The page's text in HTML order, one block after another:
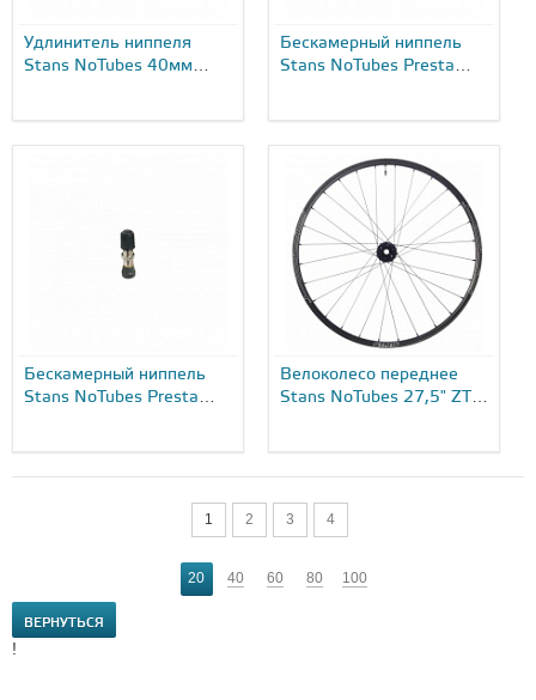
Удлинитель ниппеля
Stans NoTubes 40мм
Бескамерный ниппель
Stans NoTubes Presta
Бескамерный ниппель
Stans NoTubes Presta
Велоколесо переднее
Stans NoTubes 27,5" ZTR
1 2 3 4
20 40 60 80 100
ВЕРНУТЬСЯ
!